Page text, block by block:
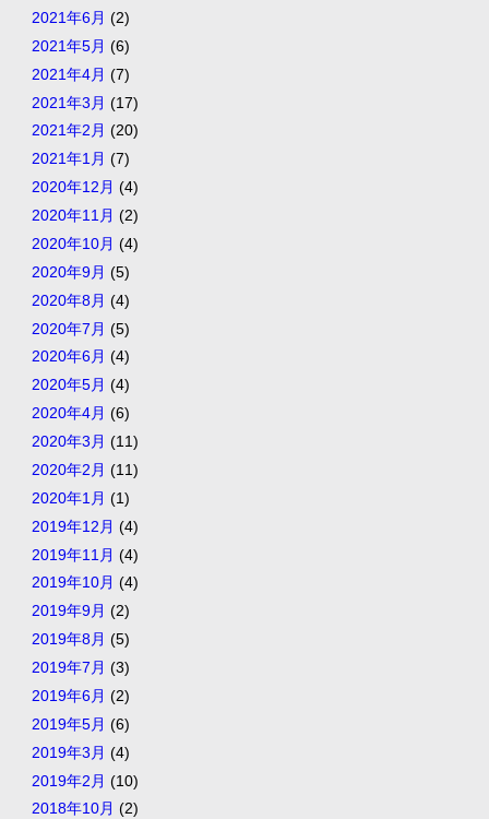
2021年6月 (2)
2021年5月 (6)
2021年4月 (7)
2021年3月 (17)
2021年2月 (20)
2021年1月 (7)
2020年12月 (4)
2020年11月 (2)
2020年10月 (4)
2020年9月 (5)
2020年8月 (4)
2020年7月 (5)
2020年6月 (4)
2020年5月 (4)
2020年4月 (6)
2020年3月 (11)
2020年2月 (11)
2020年1月 (1)
2019年12月 (4)
2019年11月 (4)
2019年10月 (4)
2019年9月 (2)
2019年8月 (5)
2019年7月 (3)
2019年6月 (2)
2019年5月 (6)
2019年3月 (4)
2019年2月 (10)
2018年10月 (2)